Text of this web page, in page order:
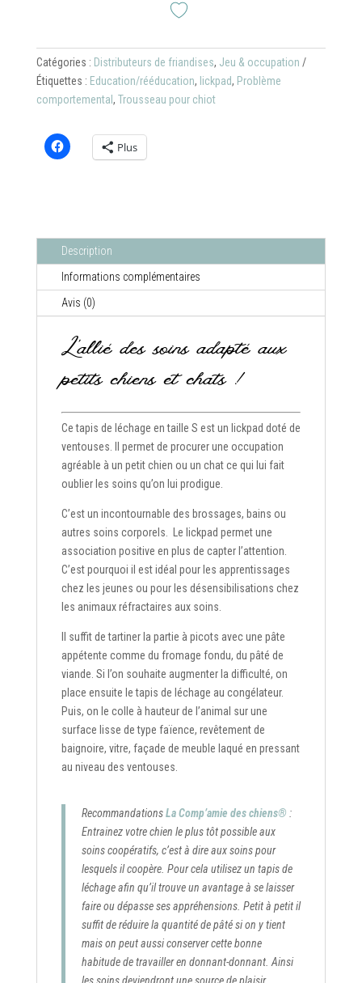
ventouses
S
Catégories : Distributeurs de friandises, Jeu & occupation
Étiquettes : Education/rééducation, lickpad, Problème
comportemental , Trousseau pour chiot
Plus
Description
Informations complémentaires
Avis (0)
L’allié des soins adapté aux
petits chiens et chats !
Ce tapis de léchage en taille S est un lickpad doté de
ventouses. Il permet de procurer une occupation
agréable à un petit chien ou un chat ce qui lui fait
oublier les soins qu’on lui prodigue.
C’est un incontournable des brossages, bains ou
autres soins corporels. Le lickpad permet une
association positive en plus de capter l’attention.
C’est pourquoi il est idéal pour les apprentissages
chez les jeunes ou pour les désensibilisations chez
les animaux réfractaires aux soins.
Il suffit de tartiner la partie à picots avec une pâte
appétente comme du fromage fondu, du pâté de
viande. Si l’on souhaite augmenter la difficulté, on
place ensuite le tapis de léchage au congélateur.
Puis, on le colle à hauteur de l’animal sur une
surface lisse de type faïence, revêtement de
baignoire, vitre, façade de meuble laqué en pressant
au niveau des ventouses.
RecommandationsLa Comp’amie des chiens® :
Entrainez votre chien le plus tôt possible aux
soins coopératifs, c’est à dire aux soins pour
lesquels il coopère. Pour cela utilisez un tapis de
léchage afin qu’il trouve un avantage à se laisser
faire ou dépasse ses appréhensions. Petit à petit il
suffit de réduire la quantité de pâté si on y tient
mais on peut aussi conserver cette bonne
habitude de travailler en donnant-donnant. Ainsi